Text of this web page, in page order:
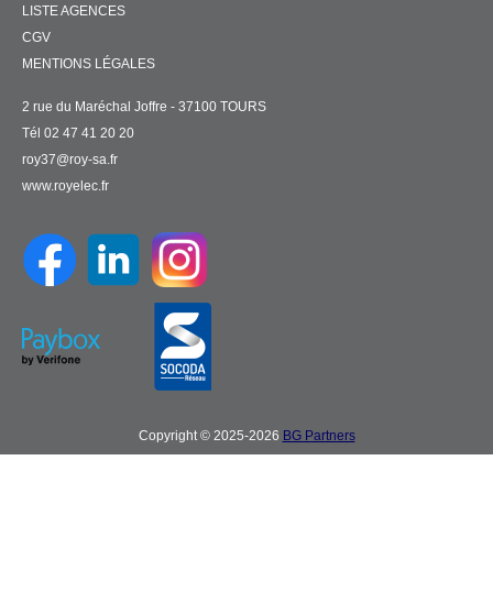
LISTE AGENCES
CGV
MENTIONS LÉGALES
2 rue du Maréchal Joffre - 37100 TOURS
Tél 02 47 41 20 20
roy37@roy-sa.fr
www.royelec.fr
Copyright © 2025-2026 BG Partners